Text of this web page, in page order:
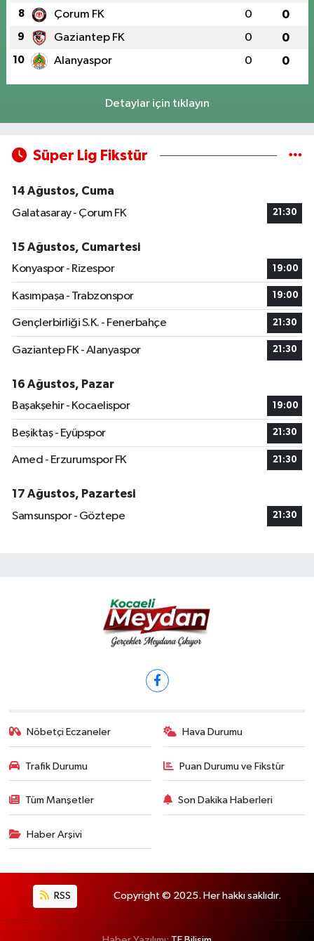
8 Çorum FK 0 0
9 Gaziantep FK 0 0
10 Alanyaspor 0 0
Detaylar için tıklayın
Süper Lig Fikstür
14 Ağustos, Cuma
Galatasaray - Çorum FK
21:30
15 Ağustos, Cumartesi
Konyaspor - Rizespor
19:00
Kasımpaşa - Trabzonspor 19:00
Gençlerbirliği S.K. - Fenerbahçe 21:30
Gaziantep FK - Alanyaspor 21:30
16 Ağustos, Pazar
Başakşehir - Kocaelispor
19:00
Beşiktaş - Eyüpspor 21:30
Amed - Erzurumspor FK 21:30
17 Ağustos, Pazartesi
Samsunspor - Göztepe
21:30
Nöbetçi Eczaneler Hava Durumu
Trafik Durumu Puan Durumu ve Fikstür
Tüm Manşetler Son Dakika Haberleri
Haber Arşivi
RSS Copyright © 2025. Her hakkı saklıdır.